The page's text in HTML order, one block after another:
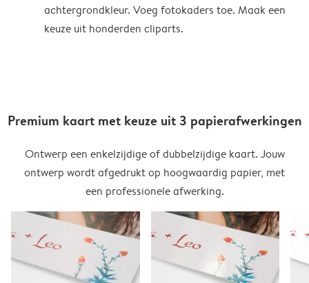
achtergrondkleur. Voeg fotokaders toe. Maak een
keuze uit honderden cliparts.
Premium kaart met keuze uit 3 papierafwerkingen
Ontwerp een enkelzijdige of dubbelzijdige kaart. Jouw
ontwerp wordt afgedrukt op hoogwaardig papier, met
een professionele afwerking.